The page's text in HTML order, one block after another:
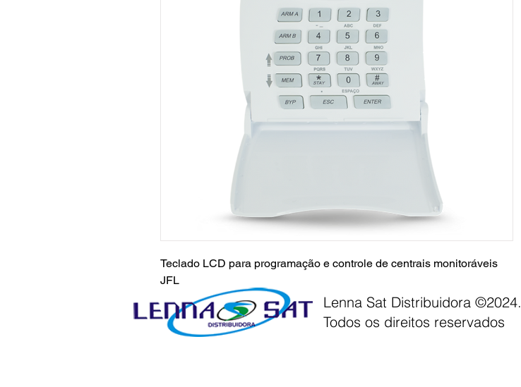
Teclado LCD para programação e controle de centrais monitoráveis
JFL
Lenna Sat Distribuidora ©2024.
Todos os direitos reservados